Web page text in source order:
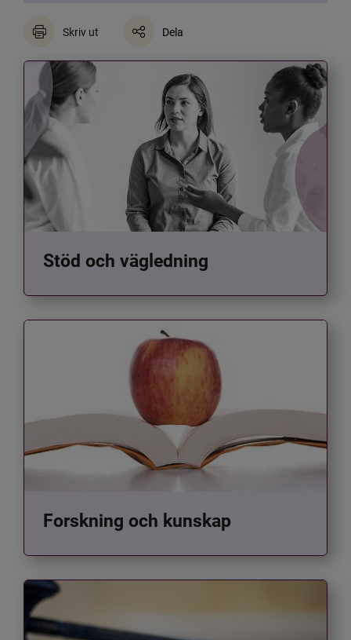
Skriv ut Dela
Stöd och vägledning
Forskning och kunskap